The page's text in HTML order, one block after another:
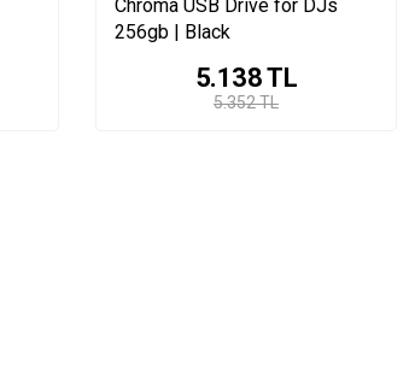
Chroma USB Drive for DJs
256gb | Black
5.352 TL
5.138TL